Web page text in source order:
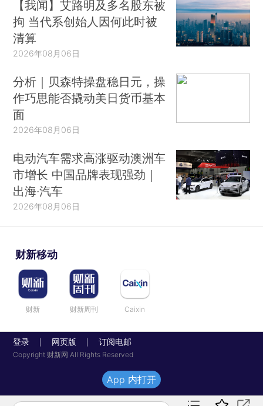
【我闻】艾路明及多名股东被
拘 当代系创始人因何此时被
清算
2026年08月06日
分析｜贝森特操盘稳日元，操
作巧思能否撬动美日货币基本
面
2026年08月06日
电动汽车需求高涨驱动澳洲车
市增长 中国品牌表现强劲｜
出海·汽车
2026年08月06日
财新移动
财新 财新周刊 Caixin
登录 网页版 订阅电邮
Copyright 财新网 All Rights Reserved
App 内打开